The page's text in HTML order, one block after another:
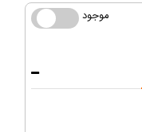
موجود موجود